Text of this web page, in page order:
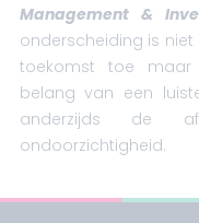
Management &
onderscheiding is
toekomst toe maar
belang van een
anderzijds de
ondoorzichtigheid.